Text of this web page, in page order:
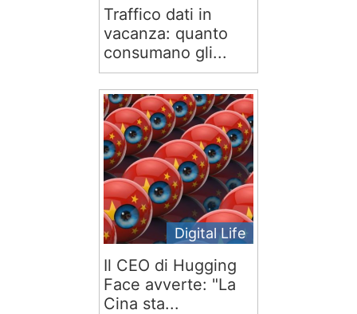
Traffico dati in
vacanza: quanto
consumano gli...
Digital Life
Il CEO di Hugging
Face avverte: "La
Cina sta...